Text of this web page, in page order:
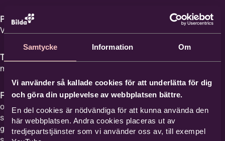
Samtycke Information Om
Vi använder så kallade cookies för att underlätta för dig
och göra din upplevelse av webbplatsen bättre.
En del cookies är nödvändiga för att kunna använda den
här webbplatsen. Andra cookies placeras ut av
tredjepartstjänster som vi använder oss av, till exempel
Plats:Equmeniakyrkan Vikingstad,
Våghusgatan 1
Tid:
med start tisdagen den 1 september 2026.
Film med samtal:Varje gång har ett ämne
och vi tittar på en film med ett förinspelat
samtal mellan Britta Hermansson och en
gäst där deras erfarenheter och berättelser